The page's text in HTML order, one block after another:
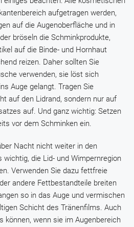
aufgetragen werden,
auf die Augenoberfläche und in
bröseln die Schminkprodukte,
auf die Binde- und Hornhaut
reizen. Daher sollten Sie
verwenden, sie löst sich
Auge gelangt. Tragen Sie
auf den Lidrand, sondern nur auf
auf. Und ganz wichtig: Setzen
vor dem Schminken ein.
Nacht nicht weiter in den
die Lid- und Wimpernregion
Verwenden Sie dazu fettfreie
andere Fettbestandteile breiten
so in das Auge und vermischen
Schicht des Tränenfilms. Auch
wenn sie im Augenbereich